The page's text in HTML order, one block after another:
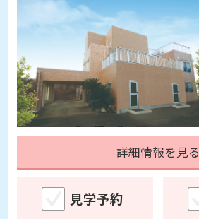
詳細情報を見る
見学予約